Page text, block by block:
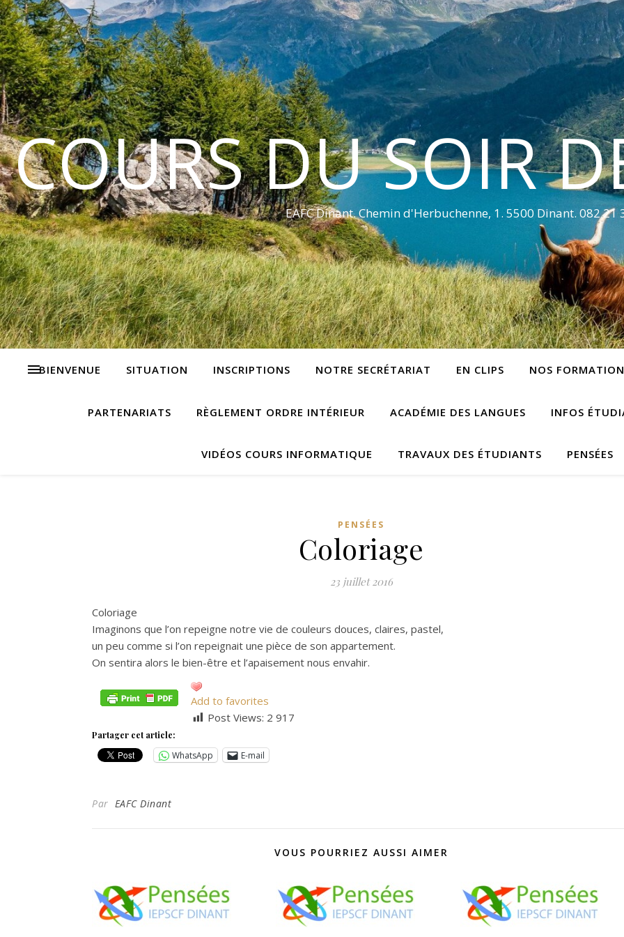
COURS DU SOIR
EAFC Dinant. Chemin d'Herbuchenne, 1. 5500 Dinant. 082 21
BIENVENUE SITUATION INSCRIPTIONS NOTRE SECRÉTARIAT EN CLIPS NOS
PARTENARIATS RÈGLEMENT ORDRE INTÉRIEUR ACADÉMIE DES LANGUES INFOS
VIDÉOS COURS INFORMATIQUE TRAVAUX DES ÉTUDIANTS PENSÉES
PENSÉES
Coloriage
23 juillet 2016
Coloriage
Imaginons que l’on repeigne notre vie de couleurs douces, claires, pastel,
un peu comme si l’on repeignait une pièce de son appartement.
On sentira alors le bien-être et l’apaisement nous envahir.
Add to favorites
Post Views: 2 917
Partager cet article:
WhatsApp E-mail
Par EAFC Dinant
VOUS POURRIEZ AUSSI AIMER